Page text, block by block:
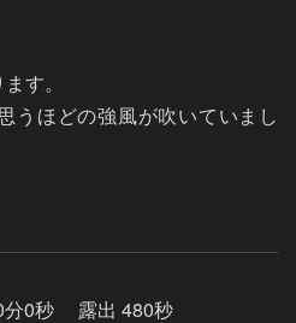
す。
うほどの強風が吹いていまし
0秒
露出 480秒